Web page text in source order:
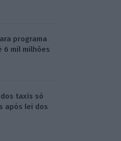
programa
6 mil milhões
dos taxis só
após lei dos